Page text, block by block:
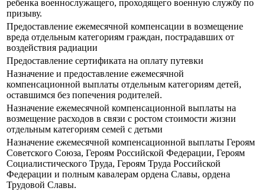
ребенка военнослужащего, проходящего военную службу по
призыву.
Предоставление ежемесячной компенсации в возмещение
вреда отдельным категориям граждан, пострадавших от
воздействия радиации
Предоставление сертификата на оплату путевки
Назначение и предоставление ежемесячной
компенсационной выплаты отдельным категориям детей,
оставшимся без попечения родителей.
Назначение ежемесячной компенсационной выплаты на
возмещение расходов в связи с ростом стоимости жизни
отдельным категориям семей с детьми
Назначение ежемесячной компенсационной выплаты Героям
Советского Союза, Героям Российской Федерации, Героям
Социалистического Труда, Героям Труда Российской
Федерации и полным кавалерам ордена Славы, ордена
Трудовой Славы.